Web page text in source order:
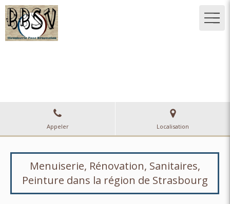
Appeler Localisation
Menuiserie, Rénovation, Sanitaires,
Peinture dans la région de Strasbourg